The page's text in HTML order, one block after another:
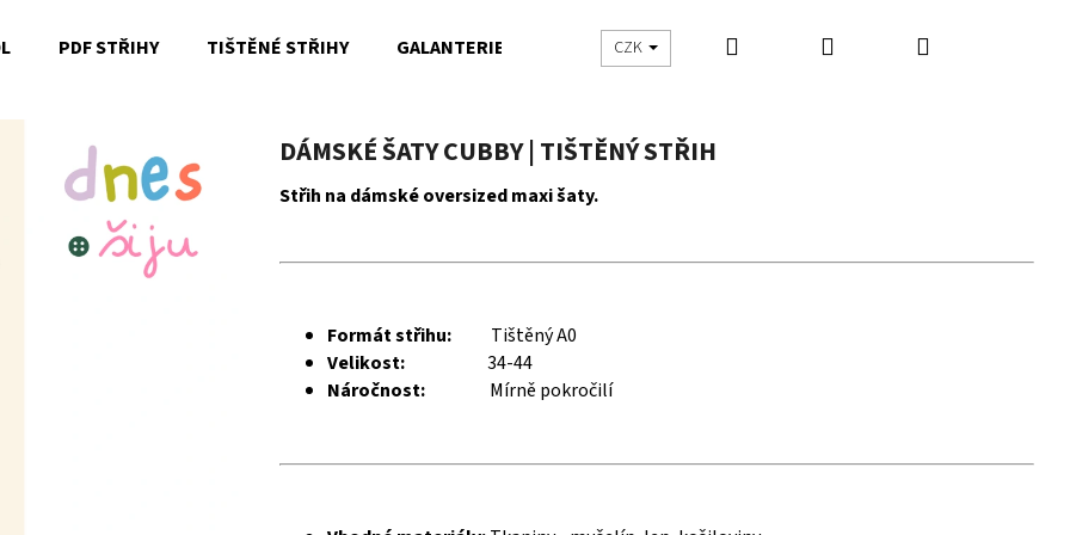
PDF STŘIHY TIŠTĚNÉ STŘIHY GALANTERIE ŠIJEME S DNES ŠIJU
CZK Hledat PřihlášeníNákupní
DÁMSKÉ ŠATY CUBBY | TIŠTĚNÝ STŘIH
Střih na dámské oversized maxi šaty.
Formát střihu:
Tištěný A0
Velikost: 34-44
Náročnost: Mírně pokročilí
Co potřebujete najít?